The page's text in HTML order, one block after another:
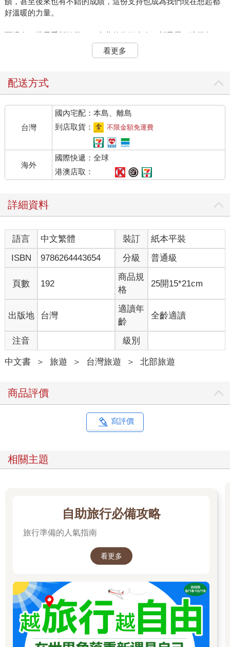
好溫暖的力量。
而現在，世界重新轉動了，台北的街頭也有了新風景，這幾年
間，有些曾陪伴我們的店舖落幕了，有些新生在巷弄裡安靜綻
放。而我們很幸運地持續收到讀者們的迴響，許多是希望能讓這
的協力相助，正式啟動了這次的改版計畫。
這次的更新，不只是刪減了幾間店、增加了幾處私心新選，更多
的是這幾年來對於生活在台北的體悟，年紀也漸長的我們發現，
更嚮往那份專屬台北的日常感，一份連結回憶的香甜車輪餅、最
在地風味的菜市場漫步，都是我們更迫不及待想與你們分享的。
而為了讓這份陪伴更無負擔，我們也調整開本尺寸並重新排版，
希望它能輕巧地收進你的隨身包裡，無論是在捷運上翻閱，或是
帶去那間最愛的咖啡店，都像有一位台北老朋友在身邊帶路。
我們也期待著，《台北多謝》能與更多國家的讀者見面，將這份
屬於台北的「to-sia（多謝）」精神，傳遞給每一個熱愛生活、喜
歡旅行的靈魂。
無論你是因為這本新版而初識台北；還是和我們一樣，早已與這
座城市緊緊相依，都希望你能透過這些文字與畫面，看見台北最
台北多謝！謝謝你是我的家，也是我最愛的城市，這點，我們竟
Eddie,Juju
酒菜市場
近幾年台北掀起小吃升級的風潮，在懷舊新穎空間裡，賣著創新
台味小吃，像是以傳統滷味為招牌的渣男、結合串燒炸物的饞食
在拼接木板而成的工作檯吃飯，也彷彿回到巷弄裡的小吃攤。來
這想配酒就點鹹豬肉，又鹹又甜的，肉有嚼勁又軟嫩，再配上一
點自製辣椒，辛香不麻的那種。
喝什麼酒好，台啤是基本款，偶爾還有不在酒單上的特調，這裡
功不可沒，而店內不同曲風歌單，特別輕鬆、也特別愜意。
不整潔，第二整體環境樸素屬於快速果腹就離開，實在不宜久
坐，也難以為慶祝聚會場所，所以當升級版的小吃料理店出現，
有下酒菜又有酒，也能好好吃頓飯，著實替台北食客們帶來不同
的曙光。
看更多
配送方式
台灣
國內宅配：本島、離島
到店取貨：
不限金額免運費
海外
國際快遞：全球
港澳店取：
詳細資料
語言 中文繁體 裝訂
紙本平裝
ISBN
9786264443654 分級 普通級
頁數 192
商品規
格
25開15*21cm
出版地 台灣
適讀年
齡
全齡適讀
注音 級別
中文書 ＞ 旅遊 ＞ 台灣旅遊 ＞ 北部旅遊
商品評價
寫評價
相關主題
自助旅行必備攻略
旅行準備的人氣指南
看更多